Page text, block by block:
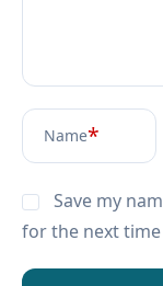
Name*
Save my
for the next